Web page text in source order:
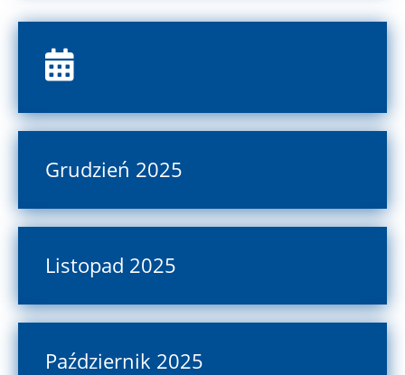
Grudzień 2025
Listopad 2025
Październik 2025